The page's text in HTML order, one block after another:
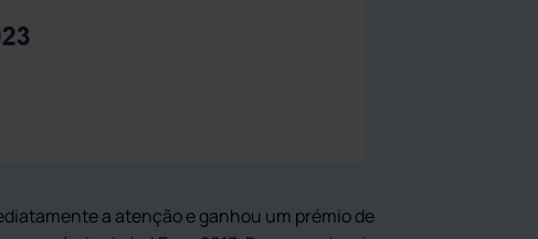
a atenção e ganhou um prémio de